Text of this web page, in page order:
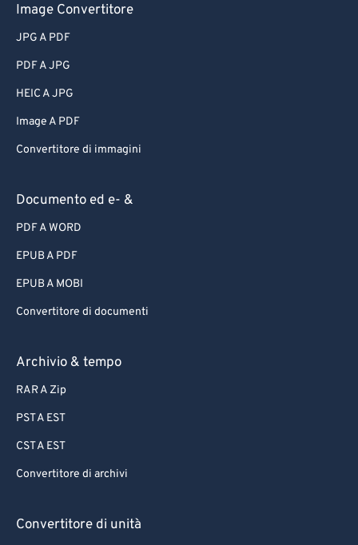
Image Convertitore
JPG A PDF
PDF A JPG
HEIC A JPG
Image A PDF
Convertitore di immagini
Documento ed e- &
PDF A WORD
EPUB A PDF
EPUB A MOBI
Convertitore di documenti
Archivio & tempo
RAR A Zip
PST A EST
CST A EST
Convertitore di archivi
Convertitore di unità